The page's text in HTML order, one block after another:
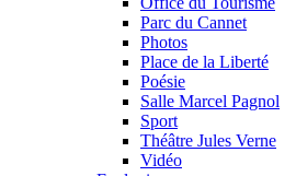
Parc du Cannet
Photos
Place de la Liberté
Poésie
Salle Marcel Pagnol
Sport
Théâtre Jules Verne
Vidéo